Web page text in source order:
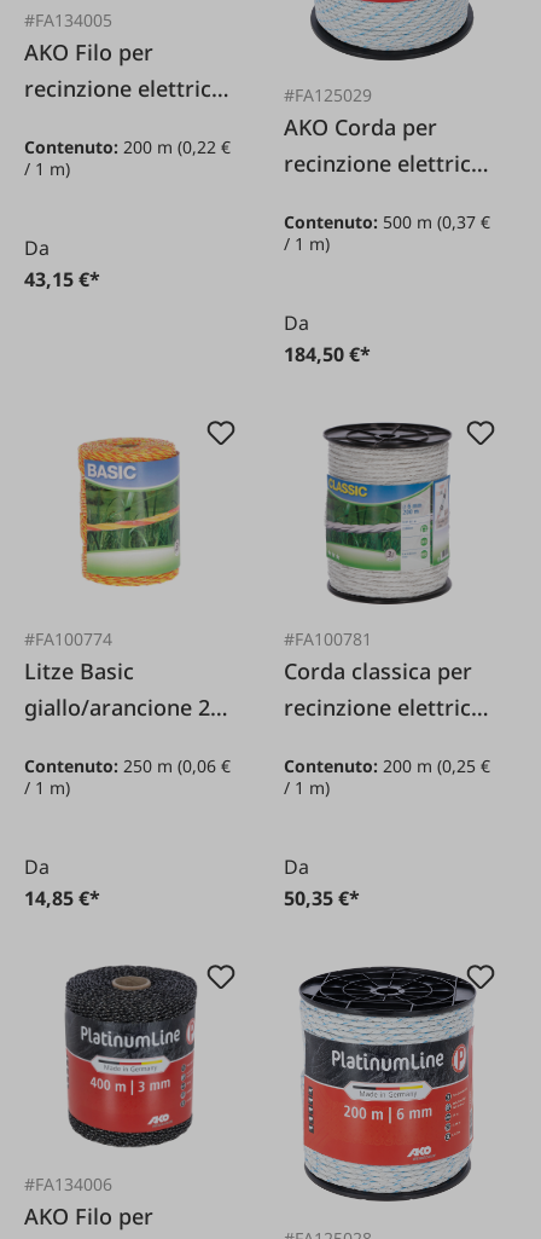
#FA134005
AKO Filo per
recinzione elettrica
nero/bianco 3 mm /
Contenuto: 200 m (0,22 €
/ 1 m)
Da
43,15 €*
#FA125029
AKO Corda per
recinzione elettrica
mm / 500 m
Contenuto: 500 m(0,37 €
/ 1 m)
Da
184,50 €*
#FA100774
Litze Basic
giallo/arancione 2
Contenuto: 250 m (0,06 €
/ 1 m)
Da
14,85 €*
#FA100781
Corda classica per
recinzione elettrica
m
Contenuto:200 m(0,25 €
/ 1 m)
Da
50,35 €*
#FA134006
AKO Filo per